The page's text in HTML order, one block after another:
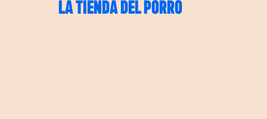
LA TIENDA DEL PORRO